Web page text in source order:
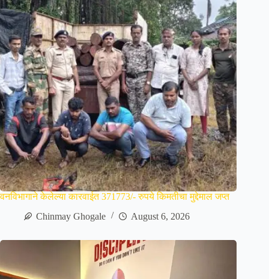
वनविभागाने केलेल्या कारवाईत 371773/- रुपये किमतीचा मुद्देमाल जप्त
Chinmay Ghogale
August 6, 2026